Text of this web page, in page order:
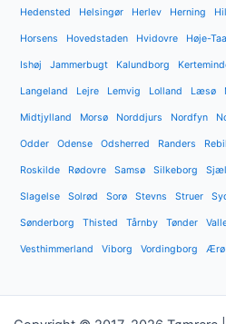
Hedensted Helsingør Herlev Herning
Horsens Hovedstaden Hvidovre Høje-
Ishøj Jammerbugt Kalundborg
Langeland Lejre Lemvig Lolland Læsø
Midtjylland Morsø Norddjurs Nordfyn
Odder Odense Odsherred Randers
Roskilde Rødovre Samsø Silkeborg
Slagelse Solrød Sorø Stevns Struer
Sønderborg Thisted Tårnby Tønder
Vesthimmerland Viborg Vordingborg Ærø